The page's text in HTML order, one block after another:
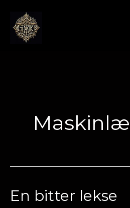
En bitter lekse
En